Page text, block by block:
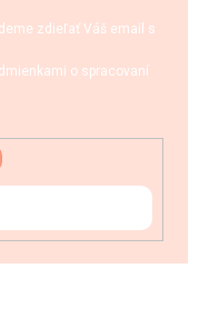
zdieľať Váš email s
o spracovaní